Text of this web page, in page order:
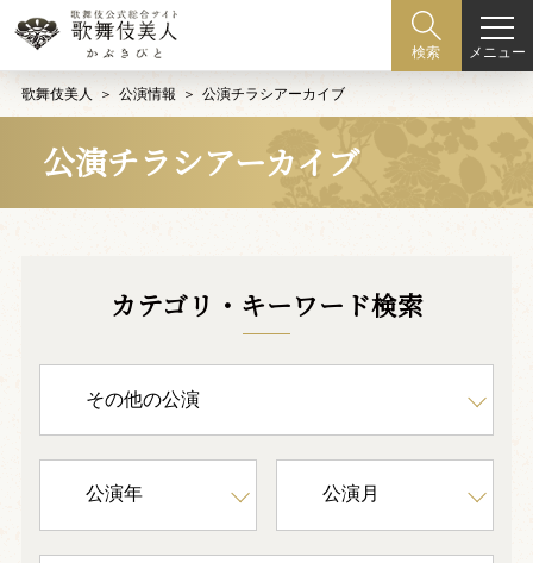
検索 メニュー
歌舞伎美人 公演情報 公演チラシアーカイブ
公演チラシアーカイブ
カテゴリ・キーワード検索